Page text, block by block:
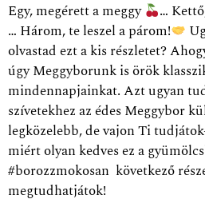
Egy, megérett a meggy
…
… Három, te leszel a párom!
olvastad ezt a kis részletet?
úgy Meggyborunk is örök
mindennapjainkat. Azt ugyan
szívetekhez az édes Meggybor
legközelebb, de vajon Ti
miért olyan kedves ez a
#borozzmokosan következő
megtudhatjátok!